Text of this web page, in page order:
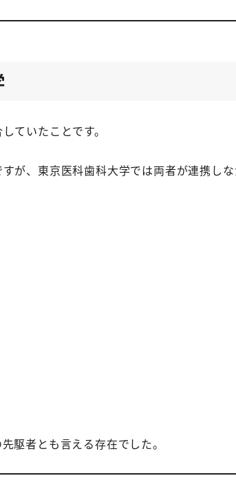
ていたことです。
が、東京医科歯科大学では両者が連携し
駆者とも言える存在でした。